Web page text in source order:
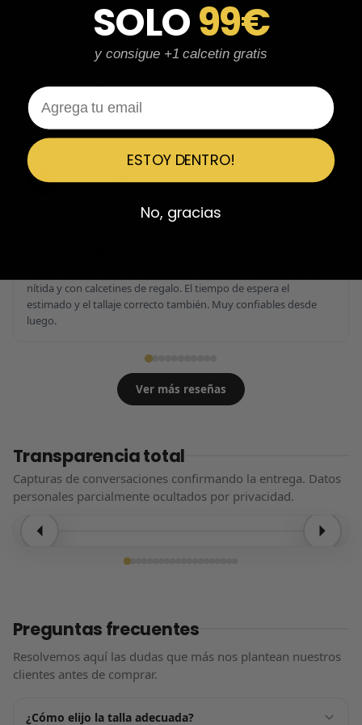
Perfectos y súper serios y atentos
Perfectos y súper serios y atentos. He comprado 5 pares y el
pagadas por adelantado. Súper confiables y totalmente
Ver 3 reseñas más de Javier
EV
nítida y con calcetines de regalo. El tiempo de espera el
estimado y el tallaje correcto también. Muy confiables desde
luego.
Ver más reseñas
Transparencia total
Capturas de conversaciones confirmando la entrega. Datos
personales parcialmente ocultados por privacidad.
Preguntas frecuentes
Resolvemos aquí las dudas que más nos plantean nuestros
clientes antes de comprar.
¿Cómo elijo la talla adecuada?
SOLO99€
y consigue +1 calcetin gratis
Email
ESTOY DENTRO!
No, gracias